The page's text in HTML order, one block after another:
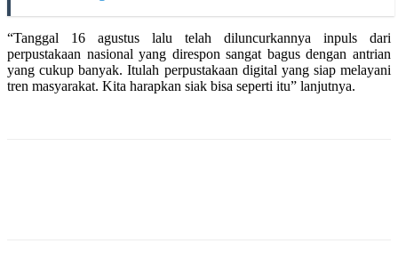
“Tanggal 16 agustus lalu telah diluncurkannya inpuls dari
perpustakaan nasional yang direspon sangat bagus dengan antrian
yang cukup banyak. Itulah perpustakaan digital yang siap melayani
tren masyarakat. Kita harapkan siak bisa seperti itu” lanjutnya.